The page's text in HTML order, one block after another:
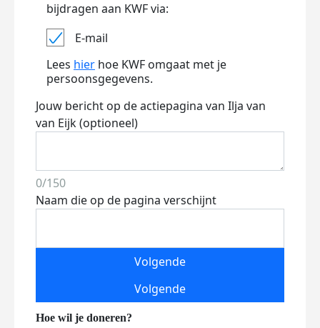
bijdragen aan KWF via:
E-mail
Lees hier hoe KWF omgaat met je
persoonsgegevens.
Jouw bericht op de actiepagina van Ilja van
van Eijk (optioneel)
0/150
Naam die op de pagina verschijnt
Volgende
Volgende